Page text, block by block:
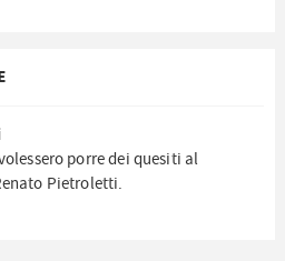
porre dei quesiti al
Pietroletti.